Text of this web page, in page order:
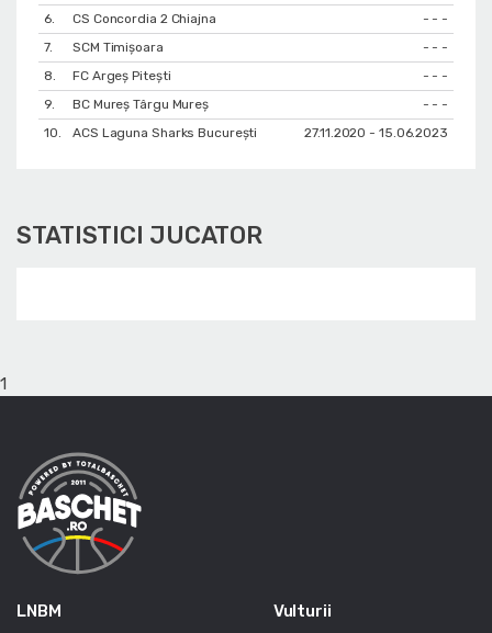
6.
CS Concordia 2 Chiajna
- - -
7.
SCM Timișoara
- - -
8.
FC Argeș Pitești
- - -
9.
BC Mureș Târgu Mureș
- - -
10.
ACS Laguna Sharks București 27.11.2020 - 15.06.2023
STATISTICI JUCATOR
1
LNBM
Vulturii